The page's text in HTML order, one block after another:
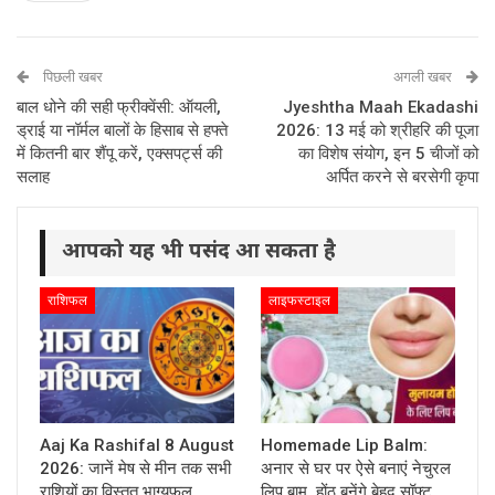
पिछली खबर
बाल धोने की सही फ्रीक्वेंसी: ऑयली,
ड्राई या नॉर्मल बालों के हिसाब से हफ्ते
में कितनी बार शैंपू करें, एक्सपर्ट्स की
सलाह
अगली खबर
Jyeshtha Maah Ekadashi
2026: 13 मई को श्रीहरि की पूजा
का विशेष संयोग, इन 5 चीजों को
अर्पित करने से बरसेगी कृपा
आपको यह भी पसंद आ सकता है
राशिफल
Aaj Ka Rashifal 8 August
2026: जानें मेष से मीन तक सभी
लाइफस्टाइल
Homemade Lip Balm:
अनार से घर पर ऐसे बनाएं नेचुरल